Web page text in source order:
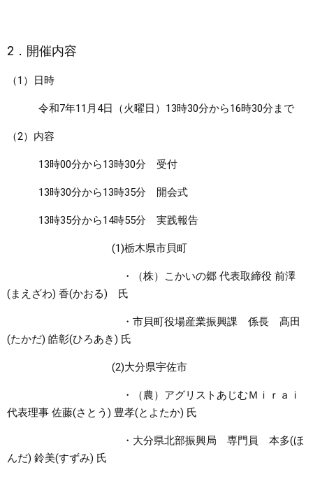
2．開催内容
（1）日時
令和7年11月4日（火曜日）13時30分から16時30分まで
（2）内容
13時00分から13時30分 受付
13時30分から13時35分 開会式
13時35分から14時55分 実践報告
(1)栃木県市貝町
・（株）こかいの郷 代表取締役 前澤
(まえざわ) 香(かおる) 氏
・市貝町役場産業振興課 係長 髙田
(たかだ) 皓彰(ひろあき) 氏
(2)大分県宇佐市
・（農）アグリストあじむＭｉｒａｉ
代表理事 佐藤(さとう) 豊孝(とよたか) 氏
・大分県北部振興局 専門員 本多(ほ
んだ) 鈴美(すずみ) 氏